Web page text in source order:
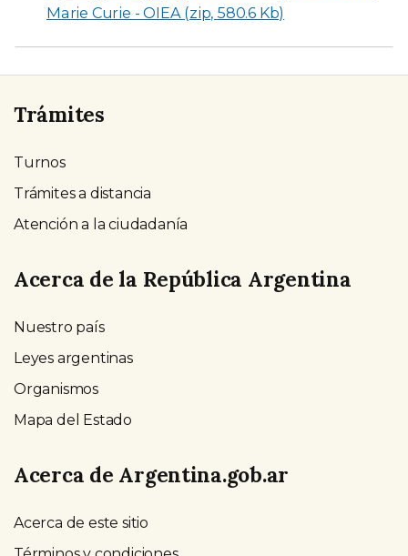
Marie Curie - OIEA (zip, 580.6 Kb)
Trámites
Turnos
Trámites a distancia
Atención a la ciudadanía
Acerca de la República Argentina
Nuestro país
Leyes argentinas
Organismos
Mapa del Estado
Acerca de Argentina.gob.ar
Acerca de este sitio